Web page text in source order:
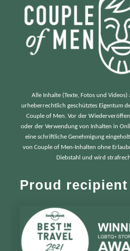
Alle Inhalte (Texte, Fotos und Videos)
urheberrechtlich geschütztes Eigentum
Couple of Men. Vor der
oder der Verwendung von Inhalten in
eine schriftliche Genehmigung
von Couple of Men-Inhalten ohne
Diebstahl und wird
Proud